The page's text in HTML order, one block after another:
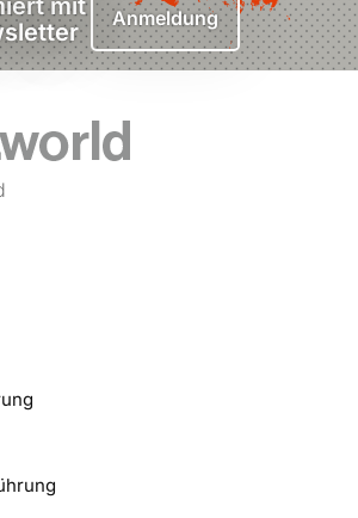
Anmeldung